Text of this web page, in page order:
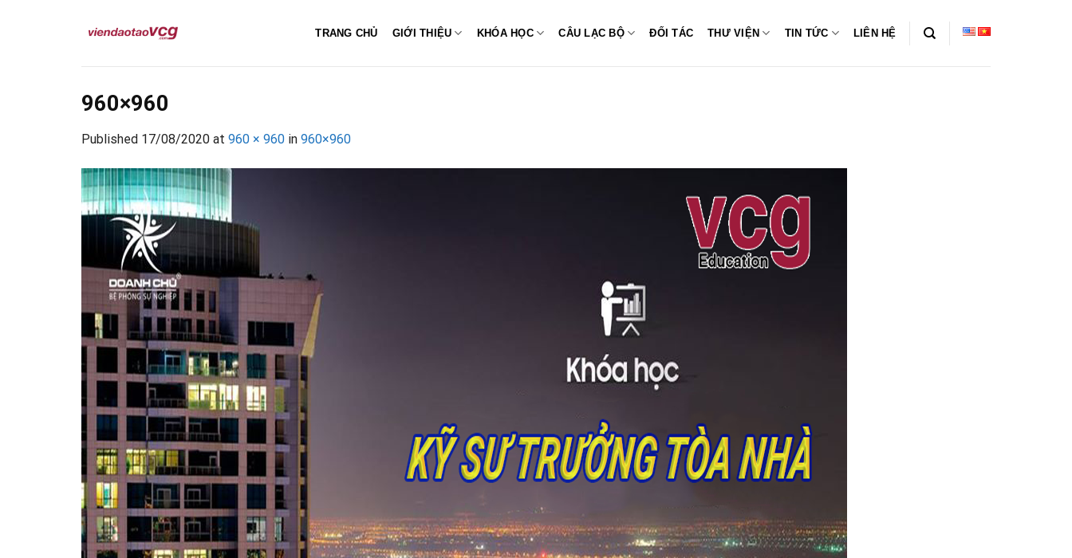
TRANG CHỦ GIỚI THIỆU KHÓA HỌC CÂU LẠC BỘ ĐỐI TÁC THƯ VIỆN TIN TỨC LIÊN HỆ
960×960
Published 17/08/2020 at 960 × 960 in 960×960